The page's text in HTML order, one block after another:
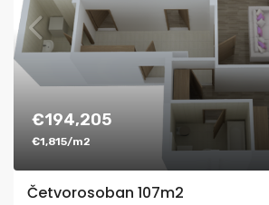
€194,205
€1,815/m2
Četvorosoban 107m2